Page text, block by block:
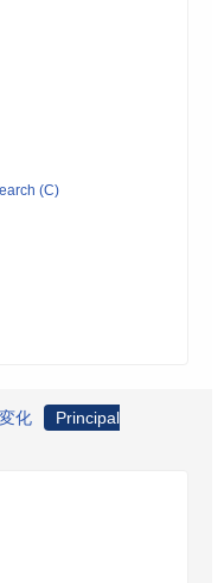
(C)
化
Principal